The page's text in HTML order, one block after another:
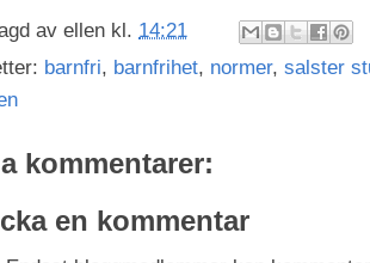
av ellen kl. 14:21
barnfri, barnfrihet, normer, salster
kommentarer:
en kommentar